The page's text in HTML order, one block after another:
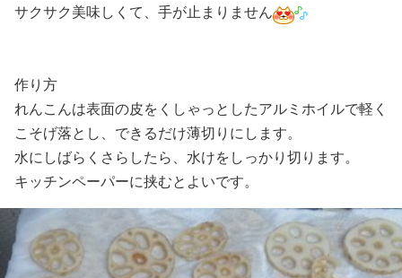
サクサク美味しくて、手が止まりません
作り方
れんこんは表面の皮をくしゃっとしたアルミホイルで軽く
こそげ落とし、できるだけ薄切りにします。
水にしばらくさらしたら、水けをしっかり切ります。
キッチンペーパーに挟むとよいです。